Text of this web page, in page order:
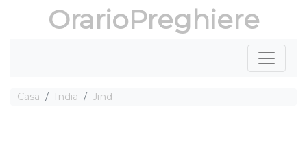
OrarioPreghiere
Casa India Jind